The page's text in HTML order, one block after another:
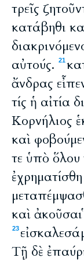
τρεῖς
κατάβηθι
αὐτούς.
21
ἄνδρας
τίς ἡ αἰτία
Κορνήλιος
καὶ
τε ὑπὸ ὅλου
καὶ
23
Τῇ δὲ